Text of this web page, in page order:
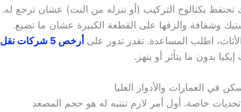
تحتفظ بكتالوج التركيب (أو تنزله من النت) عشان ترجع له.
وشفافة والزقها على القطعة الكبيرة عشان ما تضيع.
اطلب المساعدة. تقدر تدور على
أرخص 5 شركات نقل
بدون ما يتأثر أو ينهز.
خاصة. أول أمر لازم تنتبه له هو حجم المصعد